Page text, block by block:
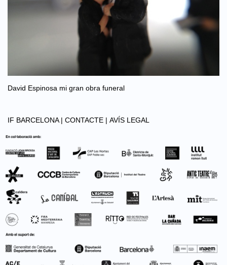
David Espinosa mi gran obra funeral
IF BARCELONA | CONTACTE | AVÍS LEGAL